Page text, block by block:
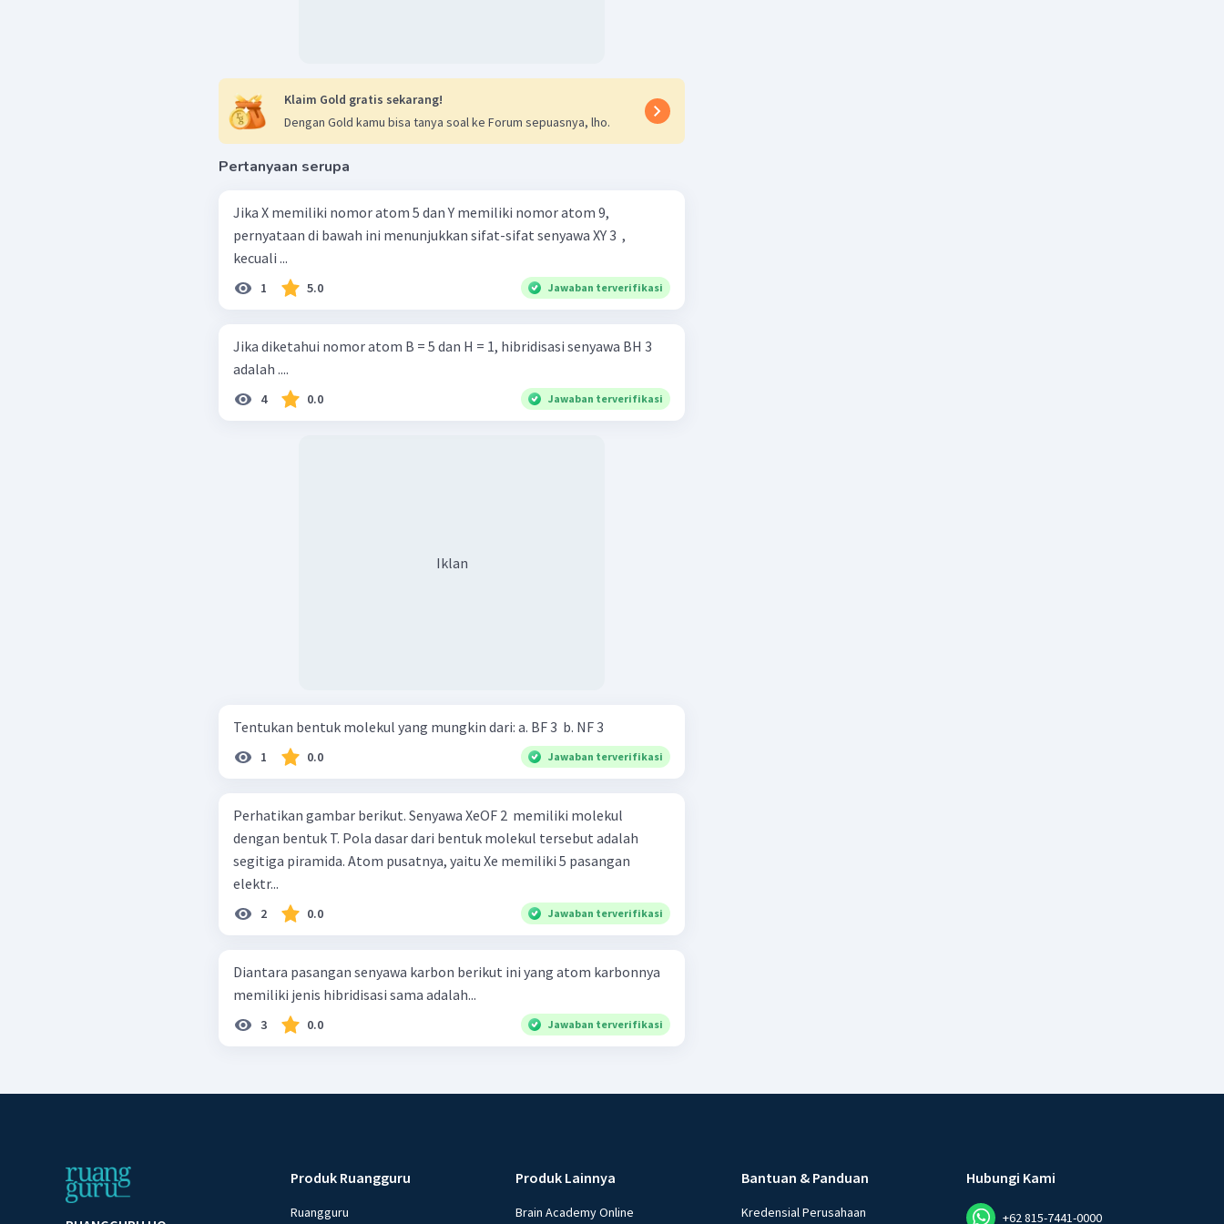
Klaim Gold gratis sekarang!
Dengan Gold kamu bisa tanya soal ke Forum sepuasnya, lho.
Pertanyaan serupa
Jika X memiliki nomor atom 5 dan Y memiliki nomor atom 9,
pernyataan di bawah ini menunjukkan sifat-sifat senyawa XY 3 ​ ,
kecuali ...
1 5.0 Jawaban terverifikasi
Jika diketahui nomor atom B = 5 dan H = 1, hibridisasi senyawa BH 3 ​
adalah ....
4 0.0 Jawaban terverifikasi
Iklan
Tentukan bentuk molekul yang mungkin dari: a. BF 3 ​ b. NF 3 ​
1 0.0 Jawaban terverifikasi
Perhatikan gambar berikut. Senyawa XeOF 2 ​ memiliki molekul
dengan bentuk T. Pola dasar dari bentuk molekul tersebut adalah
segitiga piramida. Atom pusatnya, yaitu Xe memiliki 5 pasangan
elektr...
2 0.0 Jawaban terverifikasi
Diantara pasangan senyawa karbon berikut ini yang atom karbonnya
memiliki jenis hibridisasi sama adalah...
3 0.0 Jawaban terverifikasi
Produk Ruangguru
Ruangguru
Produk Lainnya
Brain Academy Online
Bantuan & Panduan
Kredensial Perusahaan
Hubungi Kami
+62 815-7441-0000